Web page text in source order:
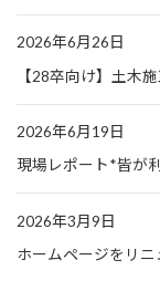
2026年6月26日
【28卒向け】土木
2026年6月19日
現場レポート*皆が
2026年3月9日
ホームページをリニ